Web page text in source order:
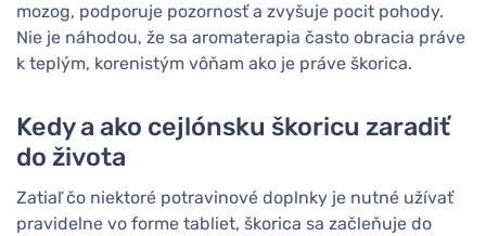
mozog, podporuje pozornosť a zvyšuje pocit pohody.
Nie je náhodou, že sa aromaterapia často obracia práve
k teplým, korenistým vôňam ako je práve škorica.
Kedy a ako cejlónsku škoricu zaradiť
do života
Zatiaľ čo niektoré potravinové doplnky je nutné užívať
pravidelne vo forme tabliet, škorica sa začleňuje do